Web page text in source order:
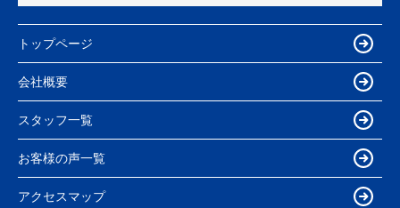
トップページ
会社概要
スタッフ一覧
お客様の声一覧
アクセスマップ